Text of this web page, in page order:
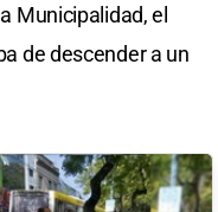
Municipalidad, el
de descender a un